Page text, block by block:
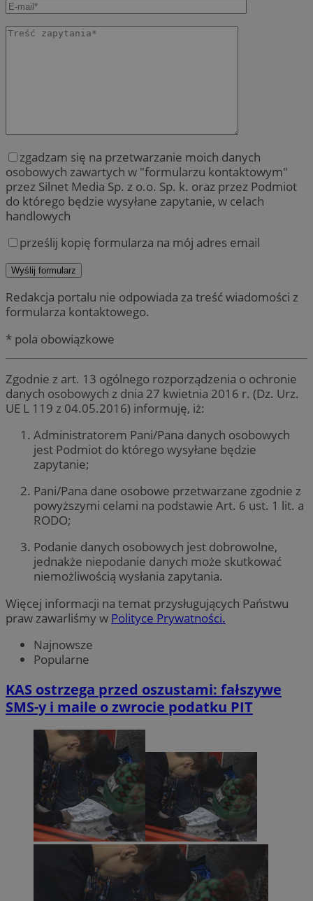
zgadzam się na przetwarzanie moich danych
osobowych zawartych w "formularzu kontaktowym"
przez Silnet Media Sp. z o.o. Sp. k. oraz przez Podmiot
do którego będzie wysyłane zapytanie, w celach
handlowych
prześlij kopię formularza na mój adres email
Redakcja portalu nie odpowiada za treść wiadomości z
formularza kontaktowego.
* pola obowiązkowe
Zgodnie z art. 13 ogólnego rozporządzenia o ochronie
danych osobowych z dnia 27 kwietnia 2016 r. (Dz. Urz.
UE L 119 z 04.05.2016) informuję, iż:
Administratorem Pani/Pana danych osobowych
jest Podmiot do którego wysyłane będzie
zapytanie;
Pani/Pana dane osobowe przetwarzane zgodnie z
powyższymi celami na podstawie Art. 6 ust. 1 lit. a
RODO;
Podanie danych osobowych jest dobrowolne,
jednakże niepodanie danych może skutkować
niemożliwością wysłania zapytania.
Więcej informacji na temat przysługujących Państwu
praw zawarliśmy w Polityce Prywatności.
Najnowsze
Popularne
KAS ostrzega przed oszustami: fałszywe
SMS-y i maile o zwrocie podatku PIT